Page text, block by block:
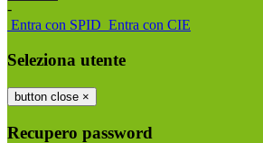
-
Entra con SPID Entra con CIE
Seleziona utente
button close ×
Recupero password